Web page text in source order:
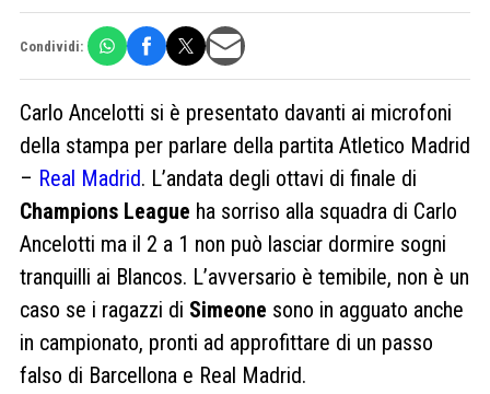
Condividi:
Carlo Ancelotti si è presentato davanti ai microfoni
della stampa per parlare della partita Atletico Madrid
– Real Madrid. L’andata degli ottavi di finale di
Champions League ha sorriso alla squadra di Carlo
Ancelotti ma il 2 a 1 non può lasciar dormire sogni
tranquilli ai Blancos. L’avversario è temibile, non è un
caso se i ragazzi di Simeone sono in agguato anche
in campionato, pronti ad approfittare di un passo
falso di Barcellona e Real Madrid.